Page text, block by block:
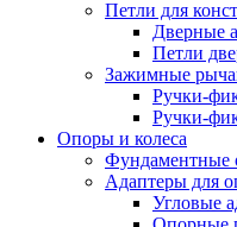
Петли для
Дверные
Петли
Зажимные
Ручки-
Ручки-
Опоры и колеса
Фундаментные
Адаптеры для
Угловые